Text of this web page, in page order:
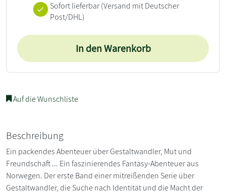
Sofort lieferbar(Versand mit Deutscher
Post/DHL)
In den Warenkorb
Auf die Wunschliste
Beschreibung
Ein packendes Abenteuer über Gestaltwandler, Mut und
Freundschaft ... Ein faszinierendes Fantasy-Abenteuer aus
Norwegen. Der erste Band einer mitreißenden Serie über
Gestaltwandler, die Suche nach Identität und die Macht der